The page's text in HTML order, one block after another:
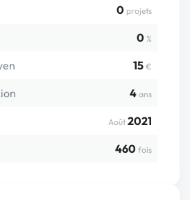
0 projets
0 %
15 €
4 ans
Août 2021
460 fois